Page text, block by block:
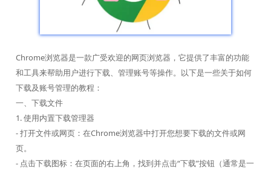
Chrome浏览器是一款广受欢迎的网页浏览器，它提供了丰富的功能
和工具来帮助用户进行下载、管理账号等操作。以下是一些关于如何
下载及账号管理的教程：
一、下载文件
1. 使用内置下载管理器
- 打开文件或网页：在Chrome浏览器中打开您想要下载的文件或网
页。
- 点击下载图标：在页面的右上角，找到并点击“下载”按钮（通常是一